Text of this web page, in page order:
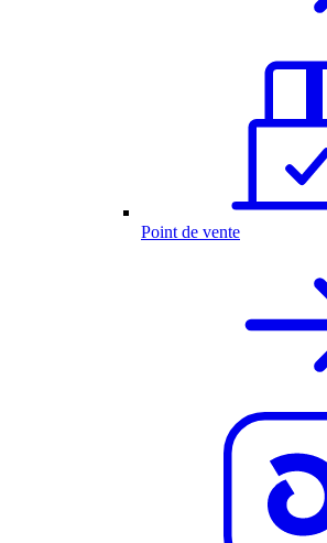
Point de vente